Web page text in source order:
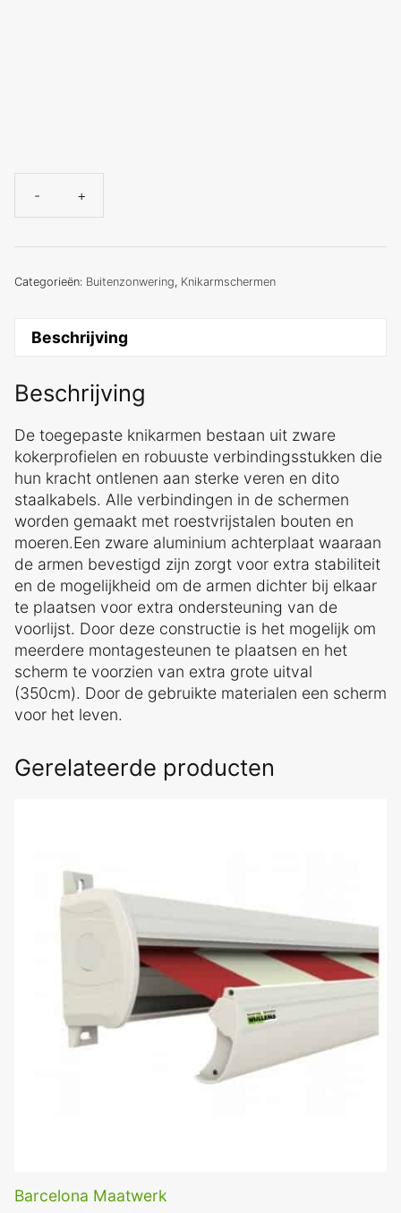
-
Remo
XL
+
Categorieën: Buitenzonwering, Knikarmschermen
Beschrijving
Beschrijving
De toegepaste knikarmen bestaan uit zware
kokerprofielen en robuuste verbindingsstukken die
hun kracht ontlenen aan sterke veren en dito
staalkabels. Alle verbindingen in de schermen
worden gemaakt met roestvrijstalen bouten en
moeren.Een zware aluminium achterplaat waaraan
de armen bevestigd zijn zorgt voor extra stabiliteit
en de mogelijkheid om de armen dichter bij elkaar
te plaatsen voor extra ondersteuning van de
voorlijst. Door deze constructie is het mogelijk om
meerdere montagesteunen te plaatsen en het
scherm te voorzien van extra grote uitval
(350cm). Door de gebruikte materialen een scherm
voor het leven.
Gerelateerde producten
Barcelona Maatwerk